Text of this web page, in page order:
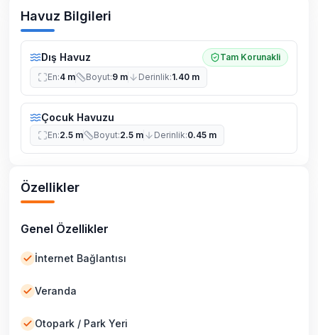
Havuz Bilgileri
Dış Havuz
Tam Korunakli
En:4 m Boyut:9 m Derinlik:1.40 m
Çocuk Havuzu
En:2.5 m Boyut:2.5 m Derinlik:0.45 m
Özellikler
Genel Özellikler
İnternet Bağlantısı
Veranda
Otopark / Park Yeri